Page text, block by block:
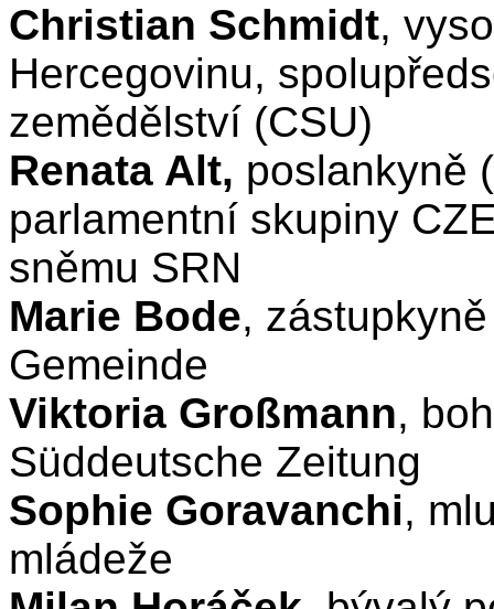
Christian Schmidt,
Hercegovinu,
zemědělství (CSU)
Renata Alt, poslankyně
parlamentní skupiny
sněmu SRN
Marie Bode,
Gemeinde
Viktoria Großmann,
Süddeutsche Zeitung
Sophie Goravanchi,
mládeže